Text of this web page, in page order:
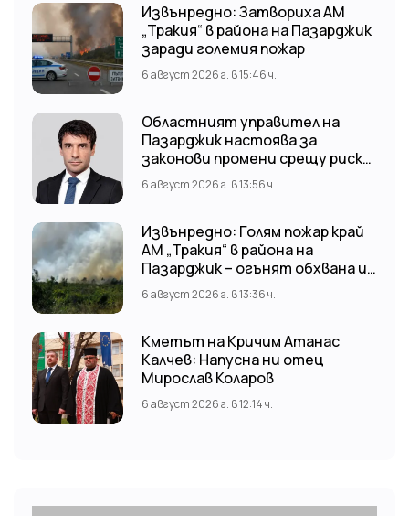
Извънредно: Затвориха АМ
„Тракия“ в района на Пазарджик
заради големия пожар
6 август 2026 г. в 15:46 ч.
Областният управител на
Пазарджик настоява за
законови промени срещу риска
от наводнения
6 август 2026 г. в 13:56 ч.
Извънредно: Голям пожар край
АМ „Тракия“ в района на
Пазарджик – огънят обхвана и
лозови масиви
6 август 2026 г. в 13:36 ч.
Кметът на Кричим Атанас
Калчев: Напусна ни отец
Мирослав Коларов
6 август 2026 г. в 12:14 ч.